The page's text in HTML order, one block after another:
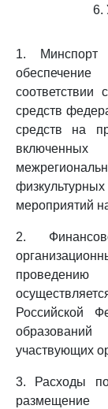
6.
1. Минспорт
соответствии
средств
средств на
мероприятий
2.
Российской
участвующих
3. Расходы